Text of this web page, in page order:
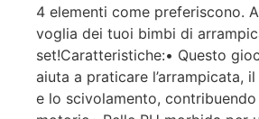
4 elementi come preferiscono.
voglia dei tuoi bimbi di
set!Caratteristiche:• Questo
aiuta a praticare l’arrampicata,
e lo scivolamento,